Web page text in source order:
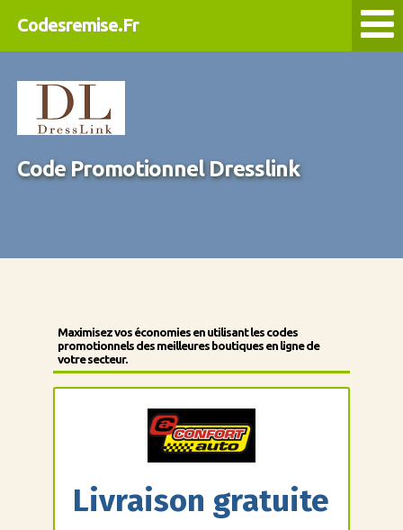
Codesremise.Fr
Code Promotionnel Dresslink
Maximisez vos économies en utilisant les codes
promotionnels des meilleures boutiques en ligne de
votre secteur.
Livraison gratuite